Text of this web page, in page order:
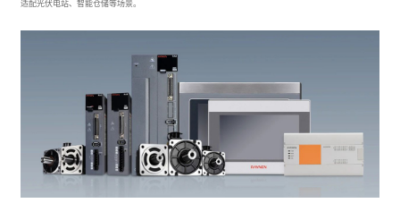
适配光伏电站、智能仓储等场景。